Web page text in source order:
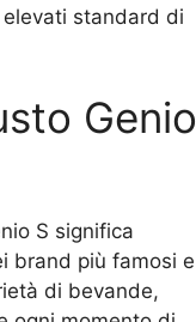
standard di
Genio
S significa
brand più famosi e
di bevande,